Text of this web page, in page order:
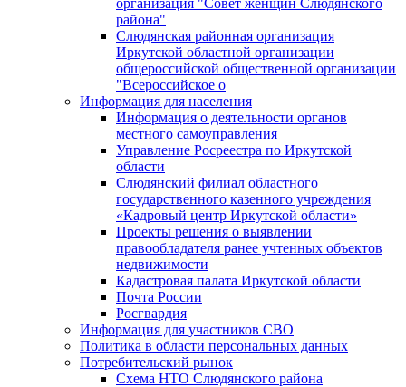
организация "Совет женщин Слюдянского
района"
Слюдянская районная организация
Иркутской областной организации
общероссийской общественной организации
"Всероссийское о
Информация для населения
Информация о деятельности органов
местного самоуправления
Управление Росреестра по Иркутской
области
Слюдянский филиал областного
государственного казенного учреждения
«Кадровый центр Иркутской области»
Проекты решения о выявлении
правообладателя ранее учтенных объектов
недвижимости
Кадастровая палата Иркутской области
Почта России
Росгвардия
Информация для участников СВО
Политика в области персональных данных
Потребительский рынок
Схема НТО Слюдянского района